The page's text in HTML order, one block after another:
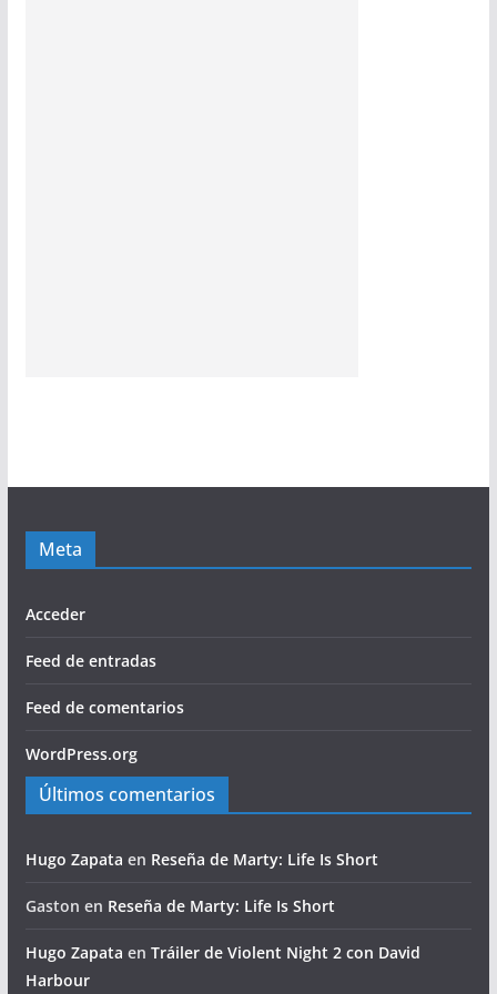
Meta
Acceder
Feed de entradas
Feed de comentarios
WordPress.org
Últimos comentarios
Hugo Zapata en Reseña de Marty: Life Is Short
Gaston en Reseña de Marty: Life Is Short
Hugo Zapata en Tráiler de Violent Night 2 con David
Harbour